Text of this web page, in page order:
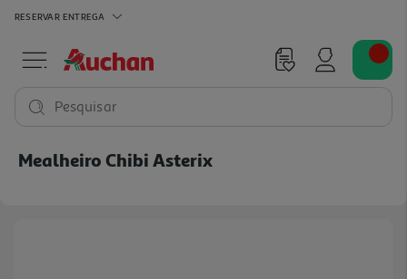
RESERVAR ENTREGA
Pesquisar
Mealheiro Chibi Asterix